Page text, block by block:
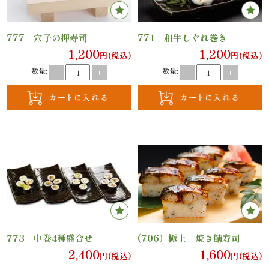
肉
メ
ン
鮮
メ
777 穴子の押寿司
1,200円(税込)
数量: - +
771 和牛しぐれ巻き
1,200円(税込)
数量: - +
773 中巻4種盛合せ
2,400円(税込)
(706）極上 焼き鯖寿司
1,600円(税込)